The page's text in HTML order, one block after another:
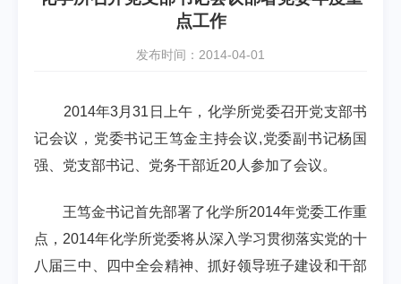
点工作
发布时间：2014-04-01
2014年3月31 日上午，化学所党委召开党支部书
记会议，党委书记王笃金主持会议,党委副书记杨国
强、党支部书记、党务干部近20 人参加了会议。
王笃金书记首先部署了化学所2014年党委工作重
点， 2014年化学所党委将从深入学习贯彻落实党的十
八届三中、四中全会精神、抓好领导班子建设和干部